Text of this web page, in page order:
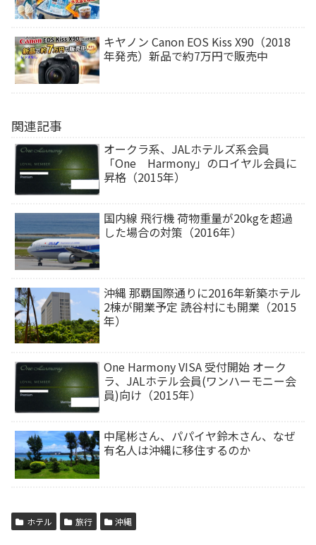
キヤノン Canon EOS Kiss X90（2018
年発売）新品で約7万円で販売中
関連記事
オークラ系、JALホテルズ系会員
「One Harmony」のロイヤル会員に
昇格（2015年）
国内線 飛行機 荷物重量が20kgを超過
した場合の対策（2016年）
沖縄 那覇国際通りに2016年新築ホテル
2棟が開業予定 読谷村にも開業（2015
年）
One Harmony VISA 受付開始 オーク
ラ、JALホテル会員(ワンハーモニー会
員)向け（2015年）
中尾彬さん、パパイヤ鈴木さん、なぜ
有名人は沖縄に移住するのか
ホテル 旅行 沖縄